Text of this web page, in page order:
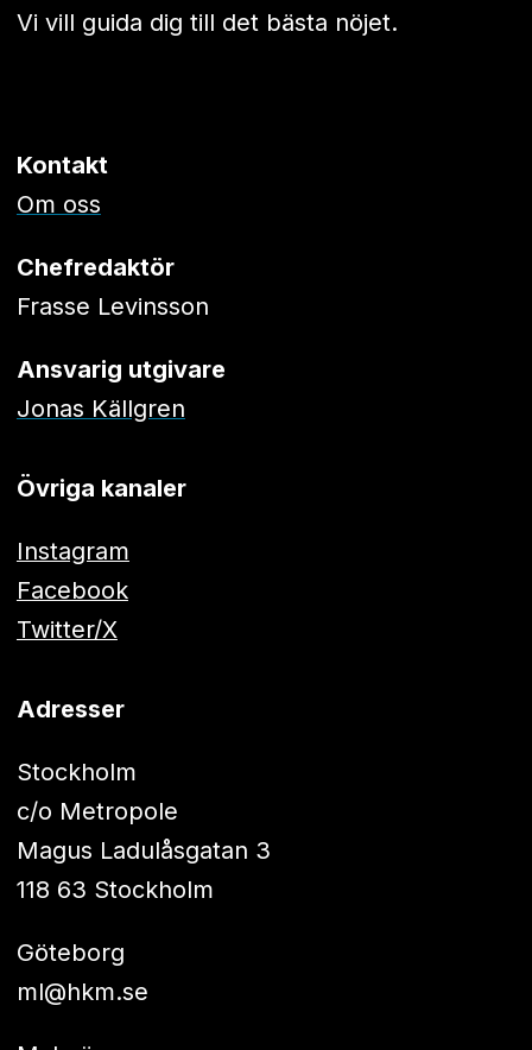
Vi vill guida dig till det bästa nöjet.
Kontakt
Om oss
Chefredaktör
Frasse Levinsson
Ansvarig utgivare
Jonas Källgren
Övriga kanaler
Instagram
Facebook
Twitter/X
Adresser
Stockholm
c/o Metropole
Magus Ladulåsgatan 3
118 63 Stockholm
Göteborg
ml@hkm.se